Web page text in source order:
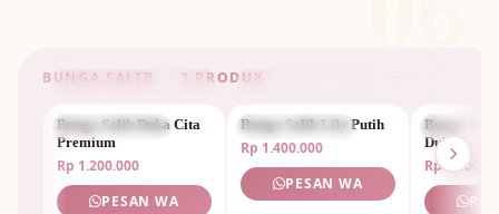
BUNGA SALIB · 3 PRODUK
BUNGA SALIB
Bunga Salib Duka Cita
Premium
Rp 1.200.000
PESAN WA
BUNGA SALIB
Bunga Salib Lily Putih
Rp 1.400.000
PESAN WA
BUNGA
Bunga
Duka
Rp